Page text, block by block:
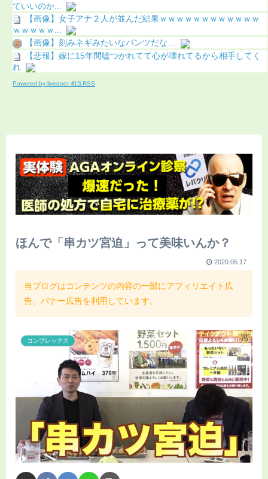
ていいのか...
【画像】女子アナ２人が並んだ結果ｗｗｗｗｗｗｗｗｗｗｗｗ
ｗｗｗｗｗ...
【画像】刻みネギみたいなパンツだな…
【悲報】嫁に15年間嘘つかれてて心が壊れてるから相手してく
れ
Powered by livedoor 相互RSS
ほんで「串カツ宮迫」って美味いんか？
2020.05.17
当ブログはコンテンツの内容の一部にアフィリエイト広
告、バナー広告を利用しています。
コンプレックス